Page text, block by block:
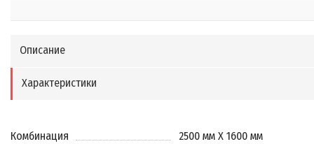
Описание
Характеристики
Комбинация
2500 мм X 1600 мм